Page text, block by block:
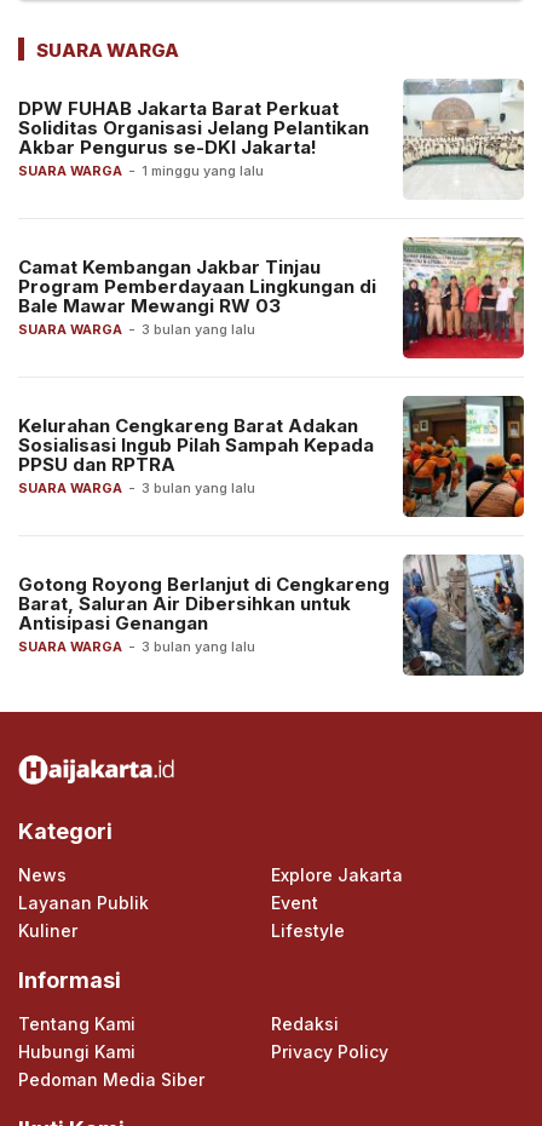
SUARA WARGA
SUARA WARGA - 1 minggu yang lalu
DPW FUHAB Jakarta Barat Perkuat
Soliditas Organisasi Jelang Pelantikan
Akbar Pengurus se-DKI Jakarta!
SUARA WARGA - 3 bulan yang lalu
Camat Kembangan Jakbar Tinjau
Program Pemberdayaan Lingkungan di
Bale Mawar Mewangi RW 03
SUARA WARGA - 3 bulan yang lalu
Kelurahan Cengkareng Barat Adakan
Sosialisasi Ingub Pilah Sampah Kepada
PPSU dan RPTRA
SUARA WARGA - 3 bulan yang lalu
Gotong Royong Berlanjut di Cengkareng
Barat, Saluran Air Dibersihkan untuk
Antisipasi Genangan
Kategori
News
Explore Jakarta
Layanan Publik
Event
Kuliner
Lifestyle
Informasi
Tentang Kami
Redaksi
Hubungi Kami
Privacy Policy
Pedoman Media Siber